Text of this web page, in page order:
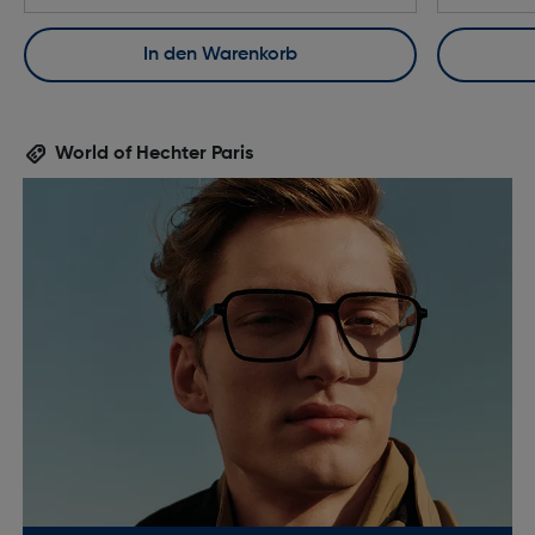
In den Warenkorb
World of Hechter Paris